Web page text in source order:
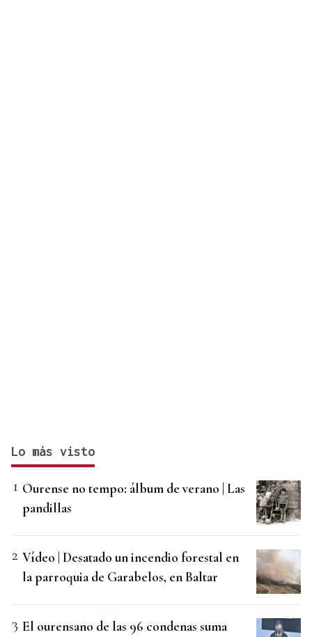
Lo más visto
Ourense no tempo: álbum de verano | Las
pandillas
Vídeo | Desatado un incendio forestal en
la parroquia de Garabelos, en Baltar
El ourensano de las 96 condenas suma